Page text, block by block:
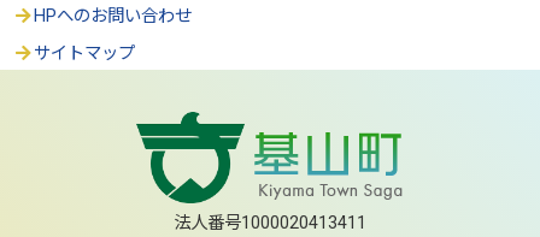
HPへのお問い合わせ
サイトマップ
法人番号1000020413411